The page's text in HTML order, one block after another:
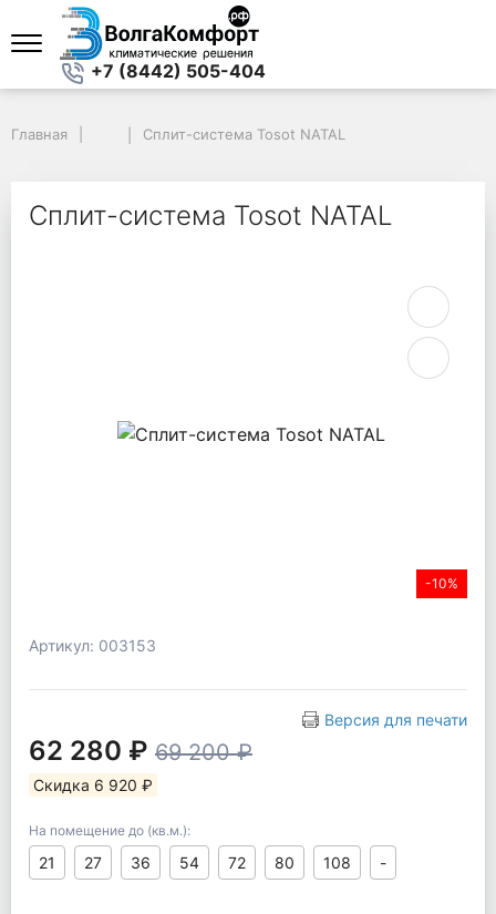
+7 (8442) 505-404
Сплит-система Tosot NATAL
Главная Сплит-система Tosot NATAL
Сплит-система Tosot NATAL
-10%
Артикул: 003153
Версия для печати
62 280 ₽ 69 200 ₽
Скидка 6 920 ₽
На помещение до (кв.м.):
21 27 36 54 72 80 108 -